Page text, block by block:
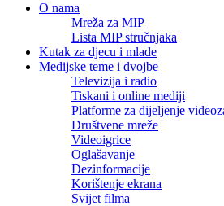
O nama
Mreža za MIP
Lista MIP stručnjaka
Kutak za djecu i mlade
Medijske teme i dvojbe
Televizija i radio
Tiskani i online mediji
Platforme za dijeljenje
Društvene mreže
Videoigrice
Oglašavanje
Dezinformacije
Korištenje ekrana
Svijet filma